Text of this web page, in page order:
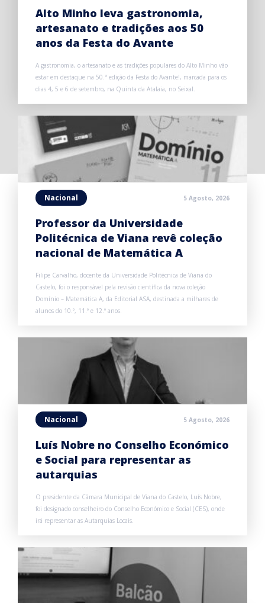
Alto Minho leva gastronomia,
artesanato e tradições aos 50
anos da Festa do Avante
A gastronomia, o artesanato e as tradições populares do Alto Minho vão
estar em destaque na 50.ª edição da Festa do Avante!, marcada para os
dias 4, 5 e 6 de setembro, na Quinta da Atalaia, no Seixal.
Nacional 5 Agosto, 2026
Professor da Universidade
Politécnica de Viana revê coleção
nacional de Matemática A
Filipe Carvalho, docente da Universidade Politécnica de Viana do
Castelo, foi o responsável pela revisão científica da nova coleção
Domínio – Matemática A, da Editorial ASA, destinada a milhares de
alunos do 10.º, 11.º e 12.º anos.
Nacional 5 Agosto, 2026
Luís Nobre no Conselho Económico
e Social para representar as
autarquias
O presidente da Câmara Municipal de Viana do Castelo, Luís Nobre,
foi designado conselheiro do Conselho Económico e Social (CES), onde
irá representar as Autarquias Locais.